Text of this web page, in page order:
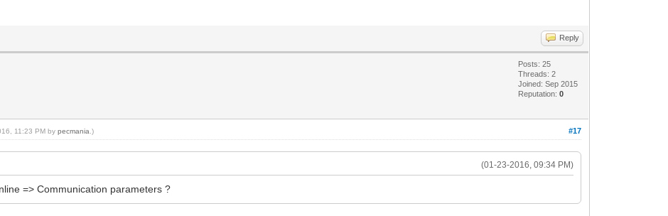
Reply
Posts: 25
Threads: 2
Joined: Sep 2015
Reputation:0
#17
11:23 PM bypecmania .)
(01-23-2016, 09:34 PM)
=> Communication parameters ?